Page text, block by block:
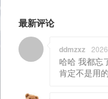
最新评论
ddmzxz
哈哈 我都忘
肯定不是用